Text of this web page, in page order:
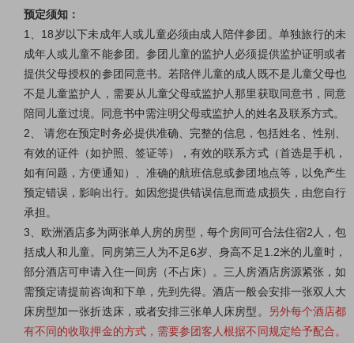
预定须知：
1、18岁以下未成年人或儿童必须由成人陪伴参团。单独旅行的未
成年人或儿童不能参团。参团儿童的监护人必须提供监护证明或者
提供父母授权的参团同意书。若陪伴儿童的成人既不是儿童父母也
不是儿童监护人，需要从儿童父母或监护人那里获取同意书，同意
陪同儿童过境。同意书中需注明父母或监护人的姓名及联系方式。
2、 请您在预定时务必提供准确、完整的信息，包括姓名、性别、
有效的证件（如护照、签证等），有效的联系方式（首选是手机，
如有问题，方便通知）、准确的航班信息或参团地点等，以免产生
预定错误，影响出行。如因您提供错误信息而造成损失，由您自行
承担。
3、欧洲酒店多为两张单人房的房型，每个房间可合法住宿2人，包
括成人和儿童。同房第三人为不足6岁、身高不足1.2米的儿童时，
部分酒店可申请入住一间房（不占床）。三人房酒店房源紧张，如
需预定请提前咨询和下单，先到先得。酒店一般会安排一张双人大
床房型加一张折迭床，或者安排三张单人床房型。
另外每个酒店都
有不同的收取押金的方式，需要参团客人根据不同规定给予配合。